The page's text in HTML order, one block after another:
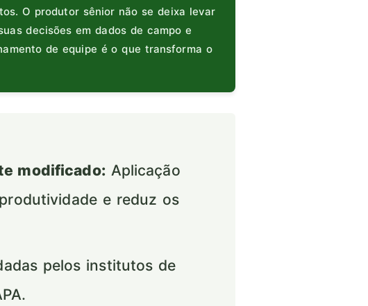
O produtor sênior não se deixa levar
decisões em dados de campo e
de equipe é o que transforma o
modificado:Aplicação
e reduz os
pelos institutos de